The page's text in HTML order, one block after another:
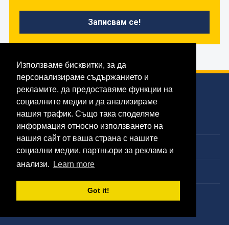
Използваме бисквитки, за да
персонализираме съдържанието и
рекламите, да предоставяме функции на
социалните медии и да анализираме
нашия трафик. Също така споделяме
информация относно използването на
нашия сайт от ваша страна с нашите
социални медии, партньори за реклама и
анализи.
Learn more
Got it!
Страници
Начална
За „Математика за всички“
Политика за поверителност